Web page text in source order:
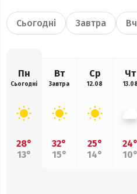
Сьогодні Завтра
Пн
Сьогодні
28°
13°
Вт
Завтра
32°
15°
Ср
12.08
25°
14°
Чт
13.08
24°
10°